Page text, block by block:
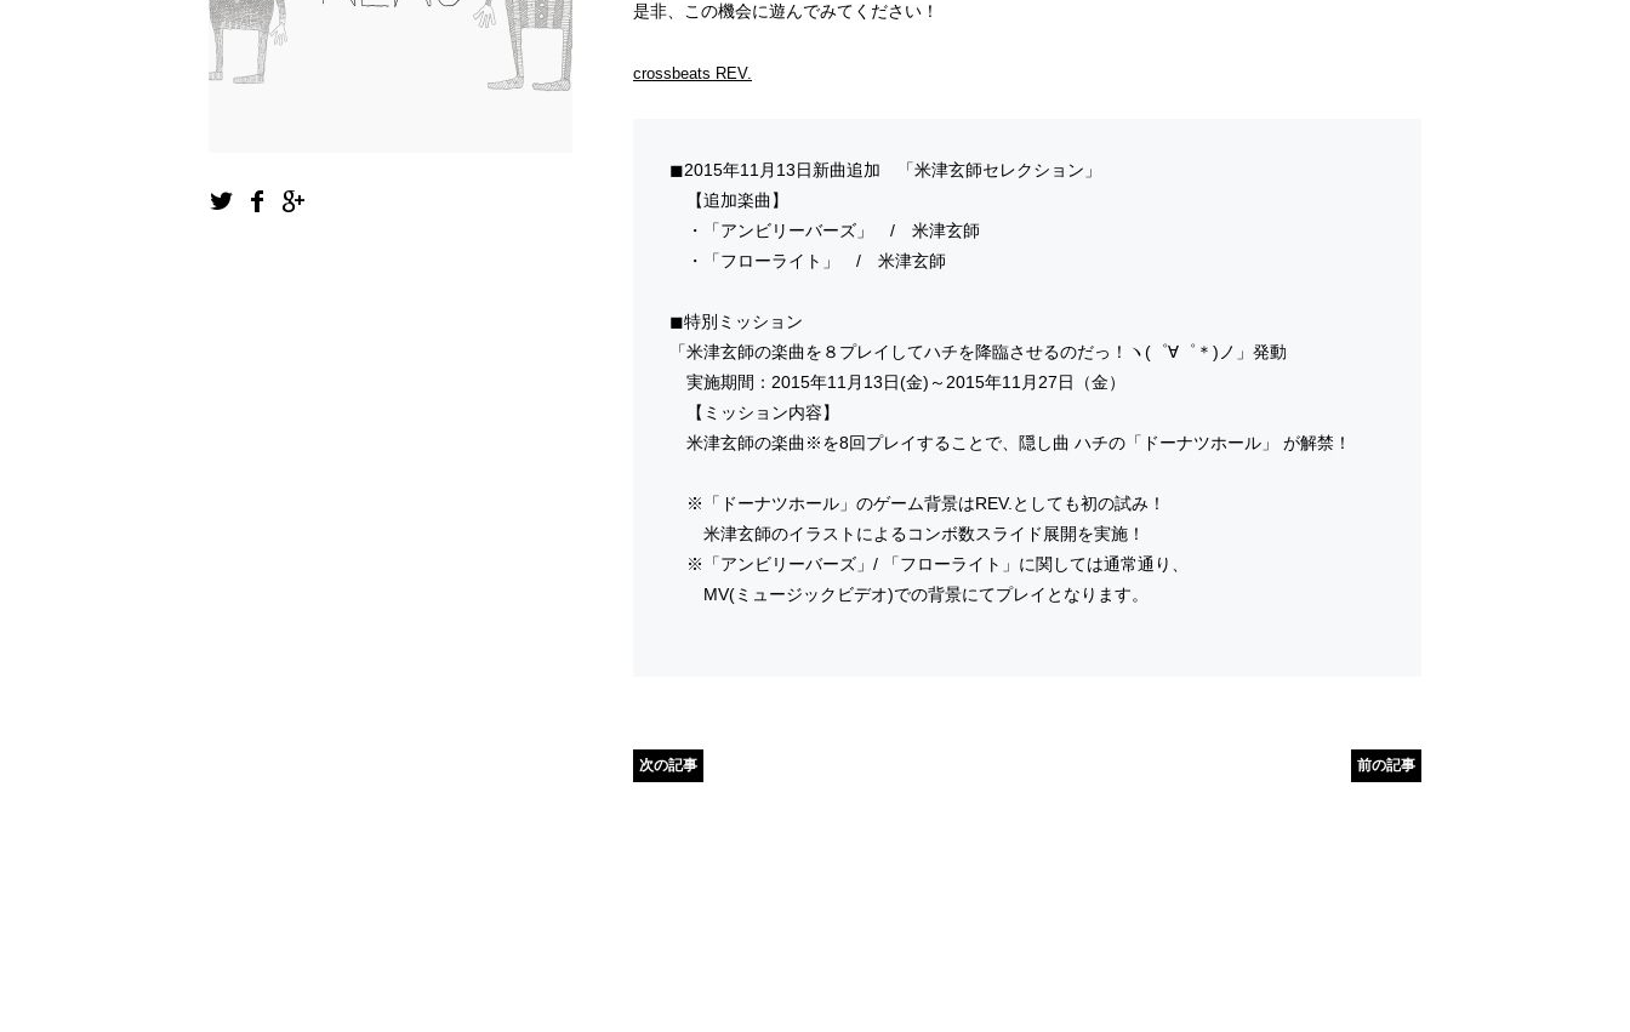
1 2 3
是非、この機会に遊んでみてください！
crossbeats REV.
◼︎2015年11月13日新曲追加 「米津玄師セレクション」
【追加楽曲】
・「アンビリーバーズ」 / 米津玄師
・「フローライト」 / 米津玄師
◼︎特別ミッション
「米津玄師の楽曲を８プレイしてハチを降臨させるのだっ！ヽ(゜∀゜＊)ノ」発動
実施期間：2015年11月13日(金)～2015年11月27日（金）
【ミッション内容】
米津玄師の楽曲※を8回プレイすることで、隠し曲 ハチの「ドーナツホール」 が解禁！
※「ドーナツホール」のゲーム背景はREV.としても初の試み！
米津玄師のイラストによるコンボ数スライド展開を実施！
※「アンビリーバーズ」/ 「フローライト」に関しては通常通り、
MV(ミュージックビデオ)での背景にてプレイとなります。
次の記事 前の記事